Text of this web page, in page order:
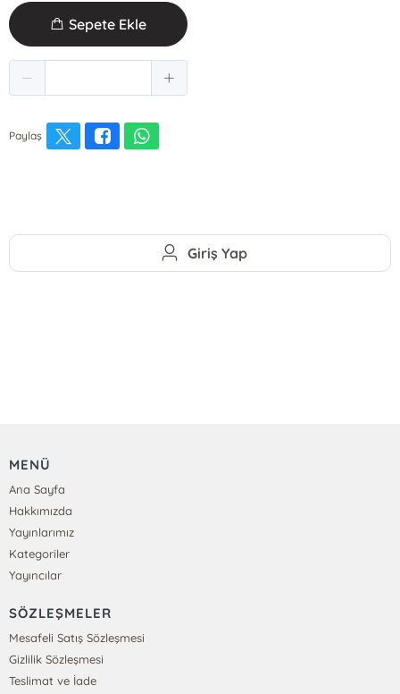
Sepete Ekle
Paylaş
Giriş Yap
MENÜ
Ana Sayfa
Hakkımızda
Yayınlarımız
Kategoriler
Yayıncılar
SÖZLEŞMELER
Mesafeli Satış Sözleşmesi
Gizlilik Sözleşmesi
Teslimat ve İade